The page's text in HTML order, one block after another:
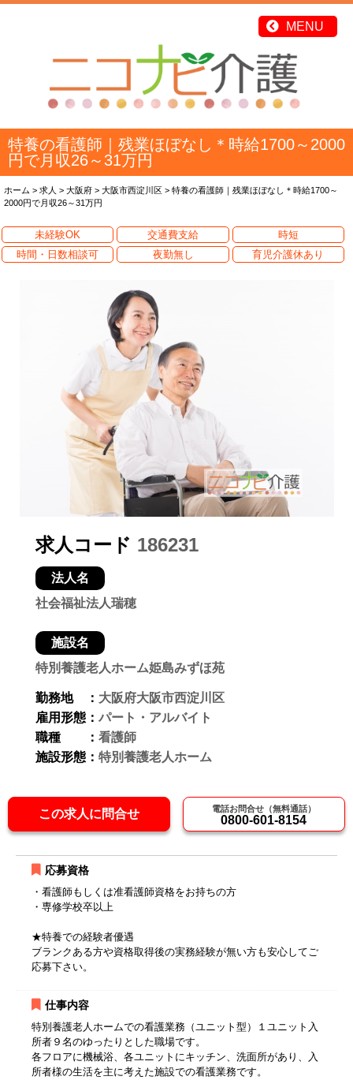
特養の看護師｜残業ほぼなし＊時給1700～2000
円で月収26～31万円
ホーム > 求人 > 大阪府 > 大阪市西淀川区 > 特養の看護師｜残業ほぼなし＊時給1700～
2000円で月収26～31万円
未経験OK 交通費支給
時短
時間・日数相談可
夜勤無し 育児介護休あり
求人コード 186231
法人名
社会福祉法人瑞穂
施設名
特別養護老人ホーム姫島みずほ苑
勤務地 ： 大阪府大阪市西淀川区
雇用形態： パート・アルバイト
職種 ： 看護師
施設形態： 特別養護老人ホーム
この求人に問合せ 電話お問合せ（無料通話）
0800-601-8154
応募資格
・看護師もしくは准看護師資格をお持ちの方
・専修学校卒以上
★特養での経験者優遇
ブランクある方や資格取得後の実務経験が無い方も安心してご
応募下さい。
仕事内容
特別養護老人ホームでの看護業務（ユニット型）１ユニット入
所者９名のゆったりとした職場です。
各フロアに機械浴、各ユニットにキッチン、洗面所があり、入
所者様の生活を主に考えた施設での看護業務です。